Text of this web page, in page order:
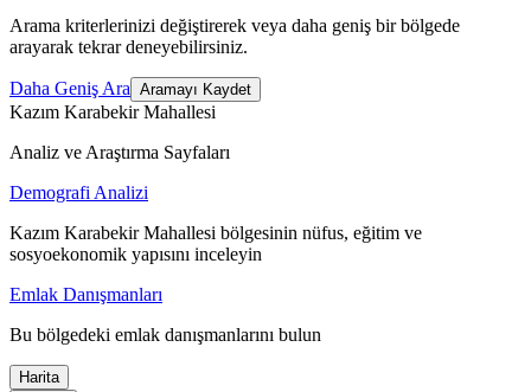
Arama kriterlerinizi değiştirerek veya daha geniş bir bölgede
arayarak tekrar deneyebilirsiniz.
Daha Geniş Ara Aramayı Kaydet
Kazım Karabekir Mahallesi
Analiz ve Araştırma Sayfaları
Demografi Analizi
Kazım Karabekir Mahallesi bölgesinin nüfus, eğitim ve
sosyoekonomik yapısını inceleyin
Emlak Danışmanları
Bu bölgedeki emlak danışmanlarını bulun
Harita